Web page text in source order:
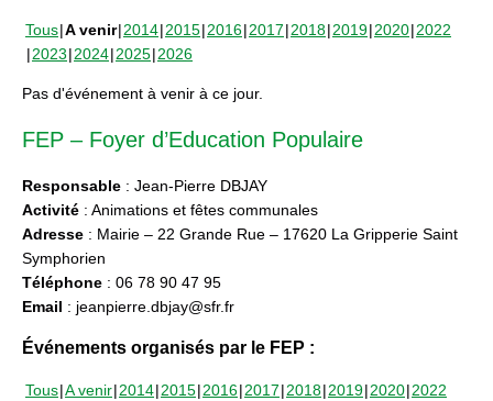
Tous A venir 2014 2015 2016 2017 2018 2019 2020 2022
2023 2024 2025 2026
Pas d'événement à venir à ce jour.
FEP – Foyer d’Education Populaire
Responsable : Jean-Pierre DBJAY
Activité : Animations et fêtes communales
Adresse : Mairie – 22 Grande Rue – 17620 La Gripperie Saint
Symphorien
Téléphone : 06 78 90 47 95
Email : jeanpierre.dbjay@sfr.fr
Événements organisés par le FEP :
Tous A venir 2014 2015 2016 2017 2018 2019 2020 2022